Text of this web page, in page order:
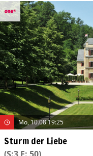
Mo, 10.08 19:25
Sturm der Liebe